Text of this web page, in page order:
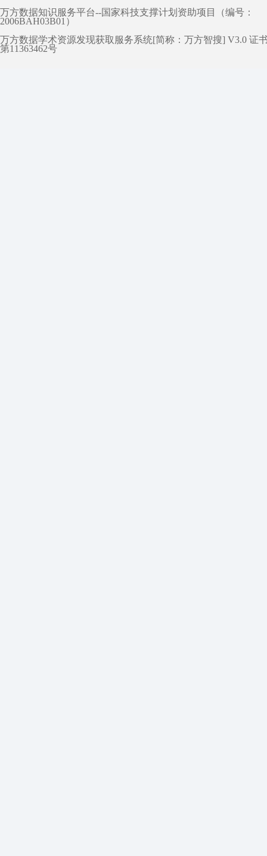
万方数据知识服务平台--国家科技支撑计划资助项目（编号：
2006BAH03B01）
万方数据学术资源发现获取服务系统[简称：万方智搜] V3.0 证
第11363462号